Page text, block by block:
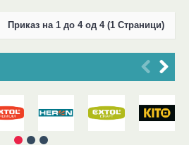
Приказ на 1 до 4 од 4 (1 Страници)